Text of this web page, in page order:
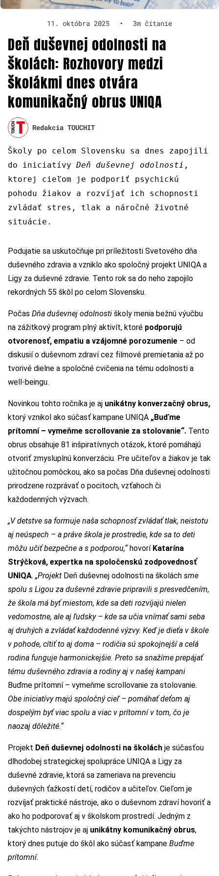
11. októbra 2025 • 3m čítanie
Deň duševnej odolnosti na
školách: Rozhovory medzi
školákmi dnes otvára
komunikačný obrus UNIQA
Redakcia TOUCHIT
Školy po celom Slovensku sa dnes zapojili
do iniciatívy Deň duševnej odolnosti ,
ktorej cieľom je podporiť psychickú
pohodu žiakov a rozvíjať ich schopnosti
zvládať stres, tlak a náročné životné
situácie.
Podujatie sa uskutočňuje pri príležitosti Svetového dňa
duševného zdravia a vzniklo ako spoločný projekt UNIQA a
Ligy za duševné zdravie. Tento rok sa do neho zapojilo
rekordných 55 škôl po celom Slovensku.
Počas Dňa duševnej odolnosti školy menia bežnú výučbu
na zážitkový program plný aktivít, ktoré podporujú
otvorenosť, empatiu a vzájomné porozumenie – od
diskusií o duševnom zdraví cez filmové premietania až po
tvorivé dielne a spoločné cvičenia na tému odolnosti a
well-beingu.
Novinkou tohto ročníka je aj unikátny konverzačný obrus,
ktorý vznikol ako súčasť kampane UNIQA „Buďme
prítomní – vymeňme scrollovanie za stolovanie“. Tento
obrus obsahuje 81 inšpiratívnych otázok, ktoré pomáhajú
otvoriť zmysluplnú konverzáciu. Pre učiteľov a žiakov je tak
užitočnou pomôckou, ako sa počas Dňa duševnej odolnosti
prirodzene rozprávať o pocitoch, vzťahoch či
každodenných výzvach.
„V detstve sa formuje naša schopnosť zvládať tlak, neistotu
aj neúspech – a práve škola je prostredie, kde sa to deti
môžu učiť bezpečne a s podporou,“hovorí Katarína
Strýčková, expertka na spoločenskú zodpovednosť
UNIQA. „Projekt Deň duševnej odolnosti na školách sme
spolu s Ligou za duševné zdravie pripravili s presvedčením,
že škola má byť miestom, kde sa deti rozvíjajú nielen
vedomostne, ale aj ľudsky – kde sa učia vnímať sami seba
aj druhých a zvládať každodenné výzvy. Keď je dieťa v škole
v pohode, cítiť to aj doma – rodičia sú spokojnejší a celá
rodina funguje harmonickejšie. Preto sa snažíme prepájať
tému duševného zdravia a rodiny aj v našej kampani
Buďme prítomní – vymeňme scrollovanie za stolovanie.
Obe iniciatívy majú spoločný cieľ – pomáhať deťom aj
dospelým byť viac spolu a viac v prítomní v tom, čo je
naozaj dôležité.“
Projekt Deň duševnej odolnosti na školách je súčasťou
dlhodobej strategickej spolupráce UNIQA a Ligy za
duševné zdravie, ktorá sa zameriava na prevenciu
duševných ťažkostí detí, rodičov a učiteľov. Cieľom je
rozvíjať praktické nástroje, ako o duševnom zdraví hovoriť a
ako ho podporovať aj v školskom prostredí. Jedným z
takýchto nástrojov je aj unikátny komunikačný obrus,
ktorý dnes putuje do škôl ako súčasť kampane Buďme
prítomní.